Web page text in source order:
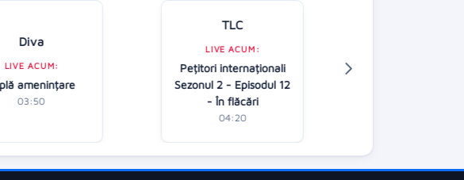
Diva
LIVE ACUM:
amenințare
03:50
TLC
LIVE ACUM:
Pețitori internaționali
Sezonul 2 - Episodul 12
- În flăcări
04:20